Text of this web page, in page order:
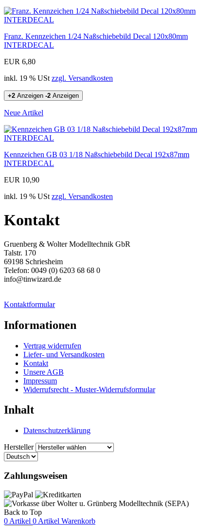
Franz. Kennzeichen 1/24 Naßschiebebild Decal 120x80mm
INTERDECAL
EUR 6,80
inkl. 19 % USt zzgl. Versandkosten
+2 Anzeigen -2 Anzeigen
Neue Artikel
Kennzeichen GB 03 1/18 Naßschiebebild Decal 192x87mm
INTERDECAL
EUR 10,90
inkl. 19 % USt zzgl. Versandkosten
Kontakt
Gruenberg & Wolter Modelltechnik GbR
Talstr. 170
69198 Schriesheim
Telefon: 0049 (0) 6203 68 68 0
info@tinwizard.de
Kontaktformular
Informationen
Vertrag widerrufen
Liefer- und Versandkosten
Kontakt
Unsere AGB
Impressum
Widerrufsrecht - Muster-Widerrufsformular
Inhalt
Datenschutzerklärung
Hersteller
Zahlungsweisen
Back to Top
0 Artikel 0 Artikel Warenkorb